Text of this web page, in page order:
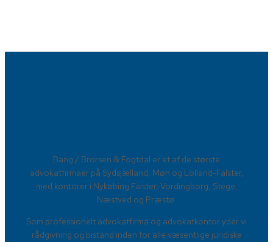
​Bang / Brorsen & Fogtdal er et af de største
advokatfirmaer på Sydsjælland, Møn og Lolland-Falster,
med kontorer i Nykøbing Falster, Vordingborg, Stege,
Næstved og Præstø.
Som professionelt advokatfirma og advokatkontor yder vi
rådgivning og bistand inden for alle væsentlige juridiske